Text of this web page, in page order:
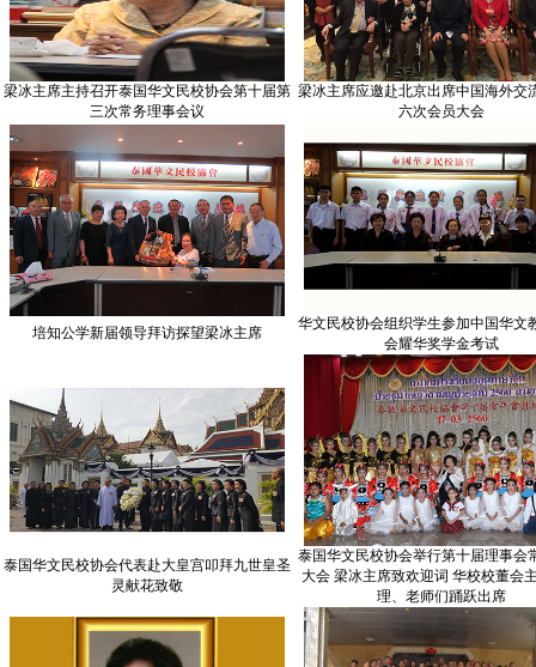
梁冰主席主持召开泰国华文民校协会第十届第
三次常务理事会议
梁冰主席应邀赴北京出席中国海外交
六次会员大会
培知公学新届领导拜访探望梁冰主席
华文民校协会组织学生参加中国华文
会耀华奖学金考试
泰国华文民校协会代表赴大皇宫叩拜九世皇圣
灵献花致敬
泰国华文民校协会举行第十届理事会
大会 梁冰主席致欢迎词 华校校董会
理、老师们踊跃出席